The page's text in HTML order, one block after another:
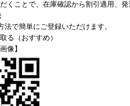
くことで、在庫確認から割引適用、
法で簡単にご登録いただけます。
る（おすすめ）
像】